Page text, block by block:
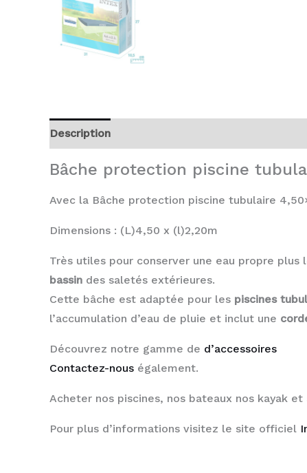
Description
Bâche protection piscine
Avec la Bâche protection piscine tubulaire
Dimensions : (L)4,50 x (l)2,20m
Très utiles pour conserver une eau propre plus
bassin des saletés extérieures.
Cette bâche est adaptée pour les piscines
l’accumulation d’eau de pluie et inclut une
Découvrez notre gamme de d’accessoires
Contactez-nous également.
Acheter nos piscines, nos bateaux nos kayak
Pour plus d’informations visitez le site officiel